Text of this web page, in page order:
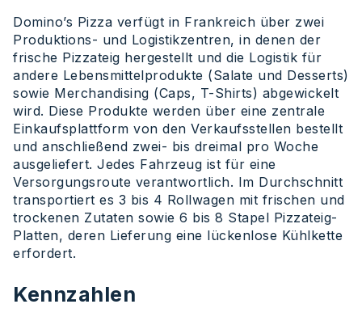
Domino’s Pizza verfügt in Frankreich über zwei
Produktions- und Logistikzentren, in denen der
frische Pizzateig hergestellt und die Logistik für
andere Lebensmittelprodukte (Salate und Desserts)
sowie Merchandising (Caps, T-Shirts) abgewickelt
wird. Diese Produkte werden über eine zentrale
Einkaufsplattform von den Verkaufsstellen bestellt
und anschließend zwei- bis dreimal pro Woche
ausgeliefert. Jedes Fahrzeug ist für eine
Versorgungsroute verantwortlich. Im Durchschnitt
transportiert es 3 bis 4 Rollwagen mit frischen und
trockenen Zutaten sowie 6 bis 8 Stapel Pizzateig-
Platten, deren Lieferung eine lückenlose Kühlkette
erfordert.
Kennzahlen